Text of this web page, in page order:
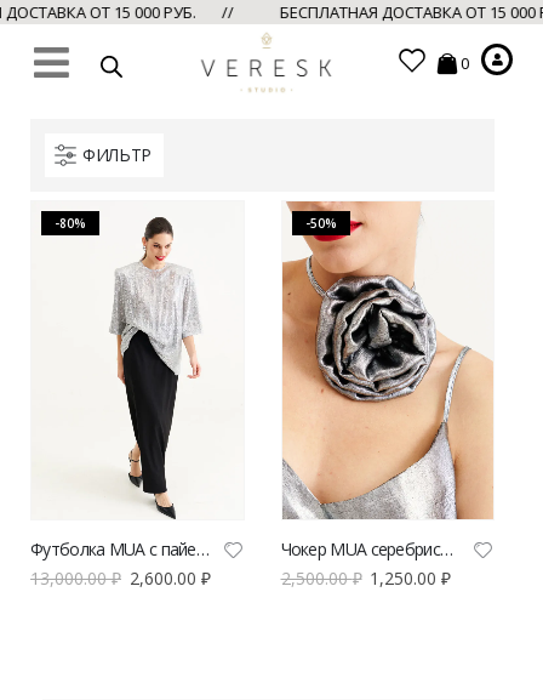
ОТ 15 000 РУБ. // БЕСПЛАТНАЯ ДОСТАВКА ОТ 15
0
ФИЛЬТР
-80%
Футболка MUA с пайетками
13,000.00₽ 2,600.00 ₽
-50%
Чокер MUA серебристый
2,500.00₽ 1,250.00₽